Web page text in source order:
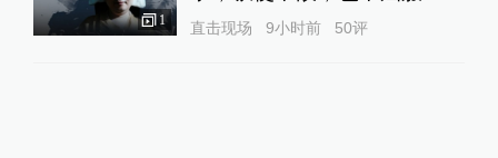
1 直击现场 9小时前 50评